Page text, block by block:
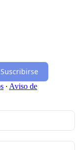
Suscribirse
∙ Aviso de